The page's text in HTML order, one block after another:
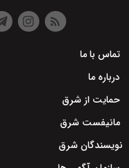
تماس با ما
درباره ما
حمایت از شرق
مانیفست شرق
نویسندگان شرق